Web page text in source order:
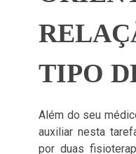
TIPO
Além do seu
auxiliar nesta
por duas